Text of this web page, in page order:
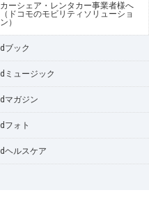
カーシェア・レンタカー事業者様へ
（ドコモのモビリティソリューショ
ン）
dブック
dミュージック
dマガジン
dフォト
dヘルスケア